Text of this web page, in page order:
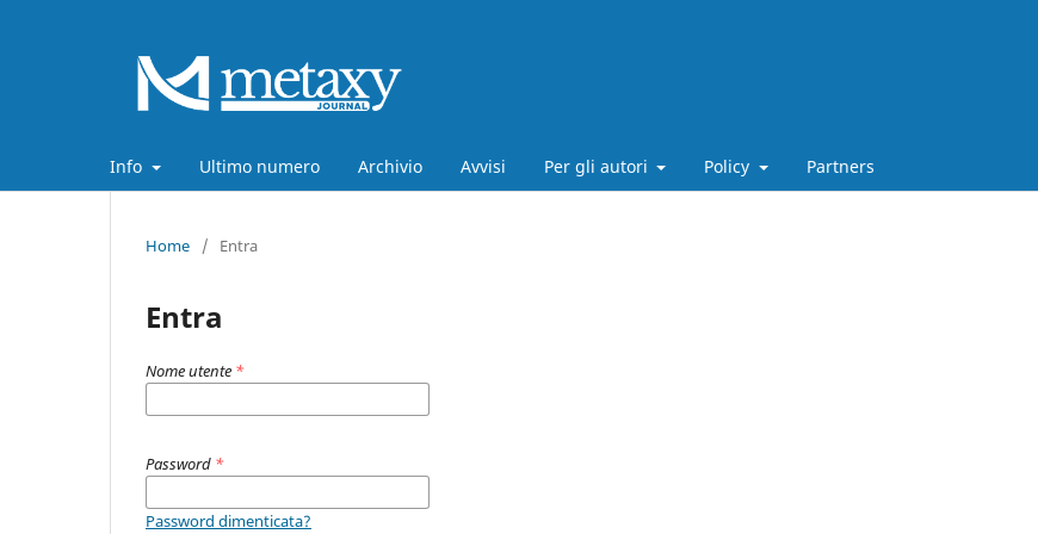
Info Ultimo numero Archivio Avvisi Per gli autori Policy Partners
Home / Entra
Entra
Nome utente *
Password *
Password dimenticata?